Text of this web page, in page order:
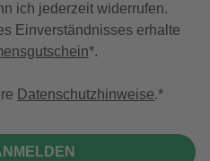
ich jederzeit widerrufen.
Einverständnisses erhalte
*.
Datenschutzhinweise.